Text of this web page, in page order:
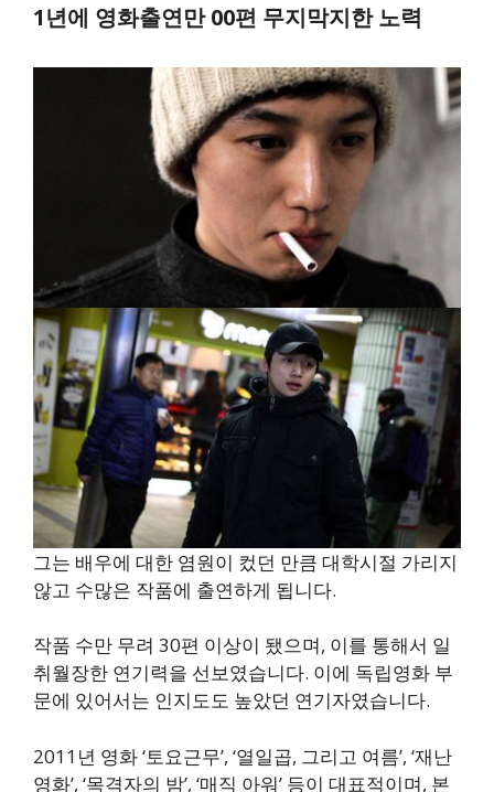
1년에 영화출연만 00편 무지막지한 노력
그는 배우에 대한 염원이 컸던 만큼 대학시절 가리지
않고 수많은 작품에 출연하게 됩니다.
작품 수만 무려 30편 이상이 됐으며, 이를 통해서 일
취월장한 연기력을 선보였습니다. 이에 독립영화 부
문에 있어서는 인지도도 높았던 연기자였습니다.
2011년 영화 ‘토요근무’, ‘열일곱, 그리고 여름’, ‘재난
영화’, ‘목격자의 밤’, ‘매직 아워’ 등이 대표적이며, 본